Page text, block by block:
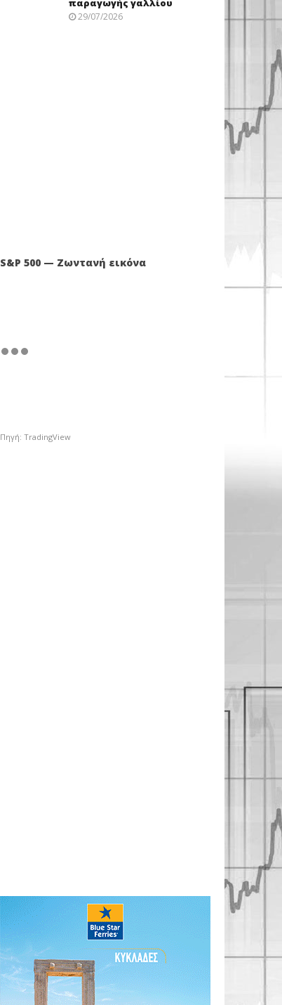
παραγωγής γαλλίου
29/07/2026
S&P 500 — Ζωντανή εικόνα
Πηγή: TradingView